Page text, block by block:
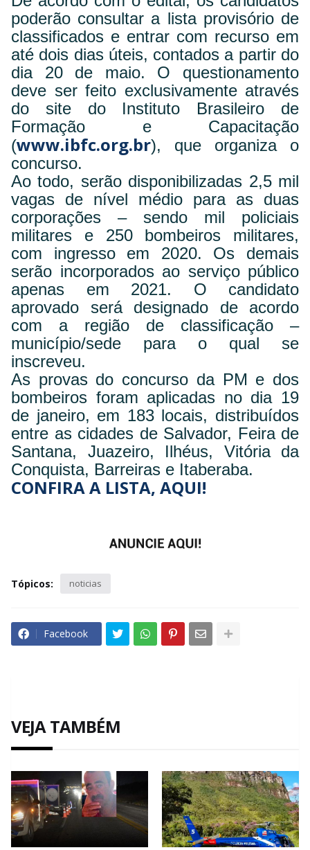
poderão consultar a lista provisório de
classificados e entrar com recurso em
até dois dias úteis, contados a partir do
dia 20 de maio. O questionamento
deve ser feito exclusivamente através
do site do Instituto Brasileiro de
Formação e Capacitação
(www.ibfc.org.br), que organiza o
concurso.
Ao todo, serão disponibilizadas 2,5 mil
vagas de nível médio para as duas
corporações – sendo mil policiais
militares e 250 bombeiros militares,
com ingresso em 2020. Os demais
serão incorporados ao serviço público
apenas em 2021. O candidato
aprovado será designado de acordo
com a região de classificação –
município/sede para o qual se
inscreveu.
As provas do concurso da PM e dos
bombeiros foram aplicadas no dia 19
de janeiro, em 183 locais, distribuídos
entre as cidades de Salvador, Feira de
Santana, Juazeiro, Ilhéus, Vitória da
Conquista, Barreiras e Itaberaba.
CONFIRA A LISTA, AQUI!
Tópicos: noticias
Facebook
VEJA TAMBÉM